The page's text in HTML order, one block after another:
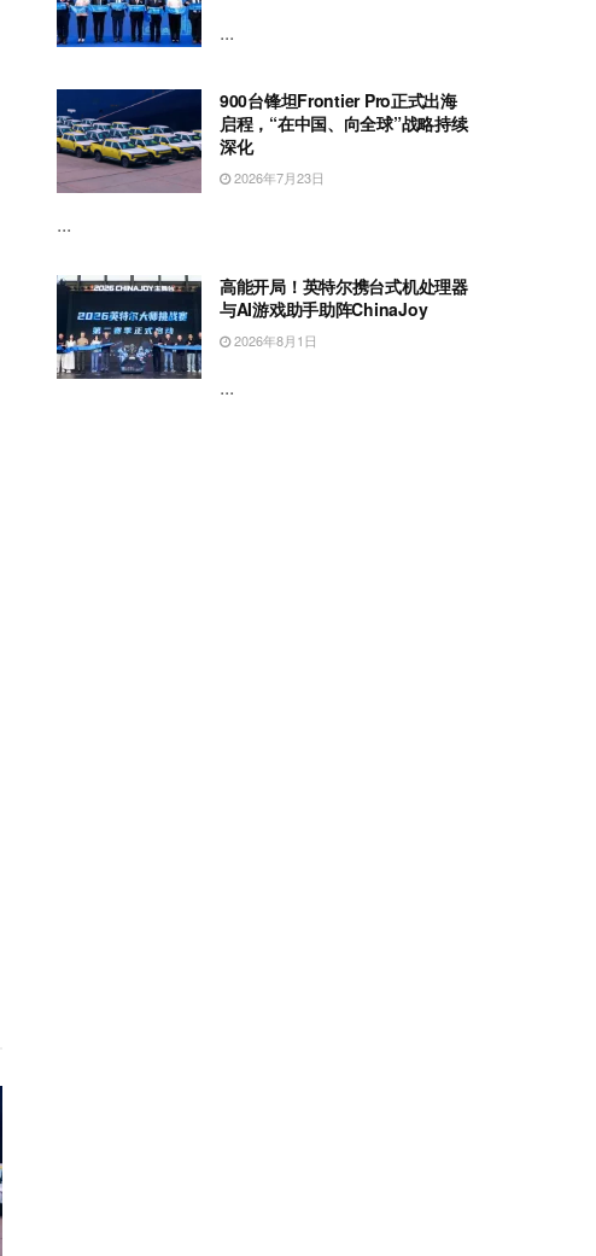
...
900台锋坦Frontier Pro正式出海
启程，“在中国、向全球”战略持续
深化
2026年7月23日
...
高能开局！英特尔携台式机处理器
与AI游戏助手助阵ChinaJoy
2026年8月1日
...